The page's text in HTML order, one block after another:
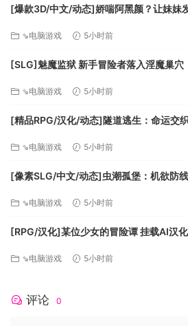
更多的亡灵和人类联盟单位
……以及更多令人惊喜的商店内容。
[爆款3D/中文/动态]娇喘阿黑颜？让妹妹
⇘电脑游戏 5小时前
[SLG]魅魔监狱 新手冒险者落入淫魔巢穴
⇘电脑游戏 5小时前
[精品RPG/汉化/动态]隧道逃生：命运交
⇘电脑游戏 5小时前
[像素SLG/中文/动态]虫潮孤堡：机欲防
⇘电脑游戏 5小时前
[RPG/汉化]某位少女的冒险谭 挂载AI汉
⇘电脑游戏 5小时前
评论 0